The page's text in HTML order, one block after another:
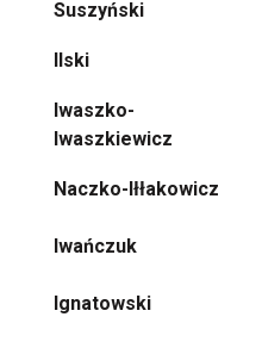
Suszyński
Ilski
Iwaszko-
Iwaszkiewicz
Naczko-Iłłakowicz
Iwańczuk
Ignatowski